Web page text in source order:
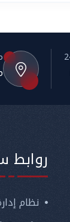
روابط
نظام